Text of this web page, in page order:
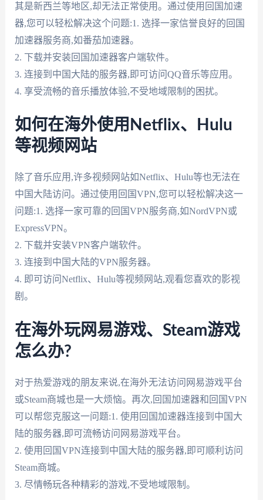
其是新西兰等地区,却无法正常使用。通过使用回国加速
器,您可以轻松解决这个问题:1. 选择一家信誉良好的回国
加速器服务商,如番茄加速器。
2. 下载并安装回国加速器客户端软件。
3. 连接到中国大陆的服务器,即可访问QQ音乐等应用。
4. 享受流畅的音乐播放体验,不受地域限制的困扰。
如何在海外使用Netflix、Hulu
等视频网站
除了音乐应用,许多视频网站如Netflix、Hulu等也无法在
中国大陆访问。通过使用回国VPN,您可以轻松解决这一
问题:1. 选择一家可靠的回国VPN服务商,如NordVPN或
ExpressVPN。
2. 下载并安装VPN客户端软件。
3. 连接到中国大陆的VPN服务器。
4. 即可访问Netflix、Hulu等视频网站,观看您喜欢的影视
剧。
在海外玩网易游戏、Steam游戏
怎么办?
对于热爱游戏的朋友来说,在海外无法访问网易游戏平台
或Steam商城也是一大烦恼。再次,回国加速器和回国VPN
可以帮您克服这一问题:1. 使用回国加速器连接到中国大
陆的服务器,即可流畅访问网易游戏平台。
2. 使用回国VPN连接到中国大陆的服务器,即可顺利访问
Steam商城。
3. 尽情畅玩各种精彩的游戏,不受地域限制。